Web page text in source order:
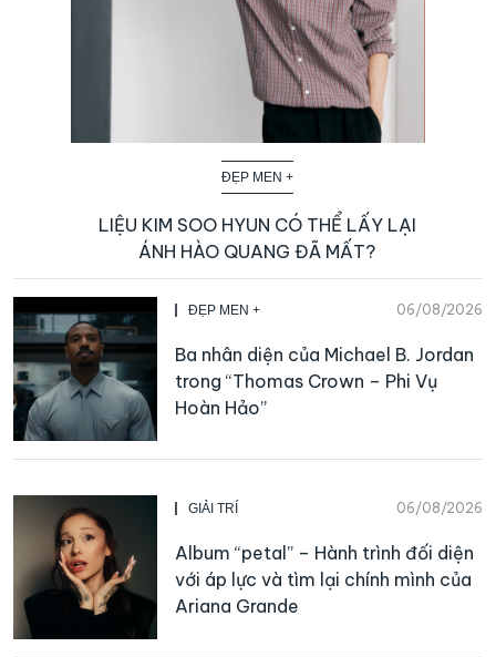
ĐẸP MEN +
LIỆU KIM SOO HYUN CÓ THỂ LẤY LẠI
ÁNH HÀO QUANG ĐÃ MẤT?
ĐẸP MEN + 06/08/2026
Ba nhân diện của Michael B. Jordan
trong “Thomas Crown – Phi Vụ
Hoàn Hảo”
GIẢI TRÍ 06/08/2026
Album “petal” – Hành trình đối diện
với áp lực và tìm lại chính mình của
Ariana Grande